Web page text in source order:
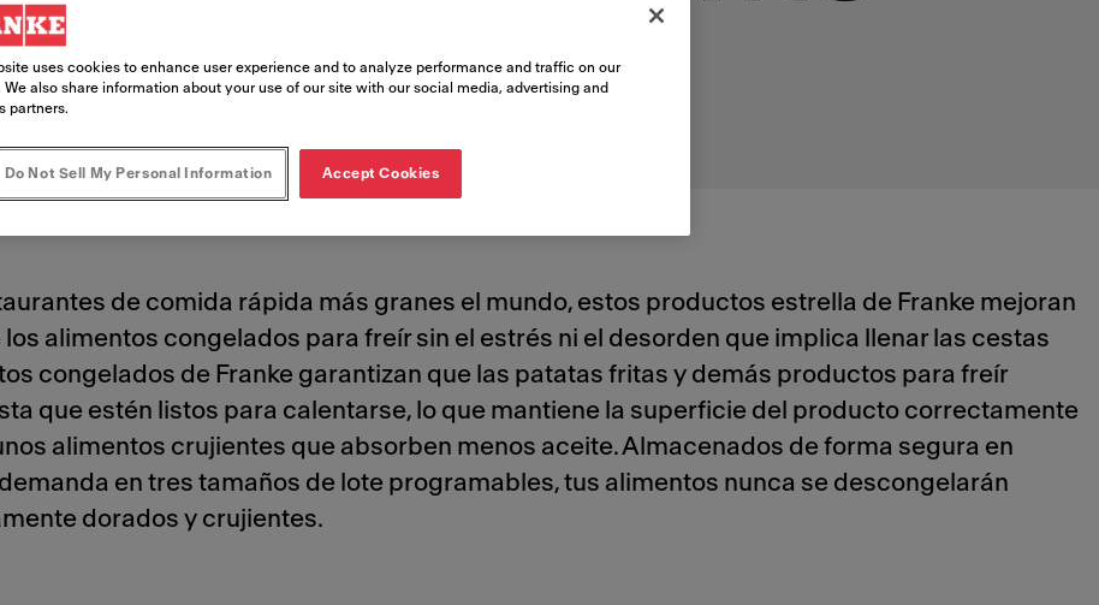
merecen
de comida rápida más granes el mundo, estos productos estrella de Franke mejoran
alimentos congelados para freír sin el estrés ni el desorden que implica llenar las cestas
congelados de Franke garantizan que las patatas fritas y demás productos para freír
que estén listos para calentarse, lo que mantiene la superficie del producto correctamente
alimentos crujientes que absorben menos aceite. Almacenados de forma segura en
en tres tamaños de lote programables, tus alimentos nunca se descongelarán
dorados y crujientes.
uses cookies to enhance user experience and to analyze performance and traffic on our
We also share information about your use of our site with our social media, advertising and
partners.
Do Not Sell My Personal Information Accept Cookies